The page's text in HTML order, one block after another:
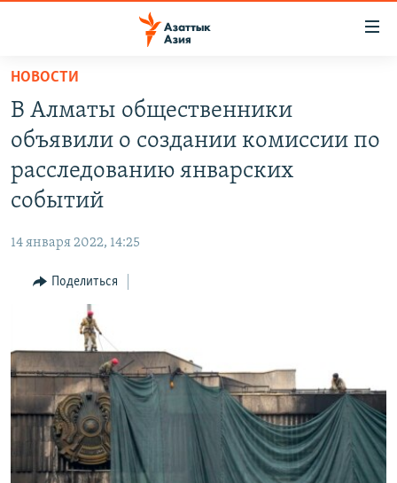
Вернуться
основному
содержанию
главной
Вернутся
поиску
ЦЕНТРАЛЬНАЯ АЗИЯ
КАЗАХСТАН
УЗБЕКИСТАН
НОВОСТИ
НА ДРУГИХ ЯЗЫКАХ
КЫРГЫЗЧА
ЎЗБЕКЧА
TÜRKMENÇE
ПОДПИШИТЕСЬ НА НАС В СОЦСЕТЯХ
Все сайты РСЕ/РС
НОВОСТИ
В Алматы общественники
объявили о создании комиссии по
расследованию январских
событий
14 января 2022, 14:25
Поделиться